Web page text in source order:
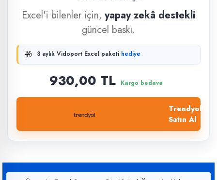
Excel'i bilenler için, yapay zekâ destekli
güncel baskı.
🎁 3 aylık Vidoport Excel paketi hediye
930,00 TL Kargo bedava
Trendyol'dan
Satın Al